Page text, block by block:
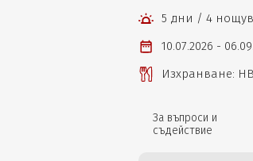
5 дни / 4
10.07.2026 -
Изхранване:
За въпроси и
съдействие